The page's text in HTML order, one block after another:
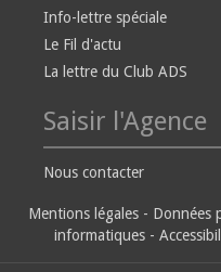
Info-lettre spéciale
Le Fil d'actu
La lettre du Club ADS
Saisir l'Agence
Nous contacter
Mentions légales - Données
informatiques -